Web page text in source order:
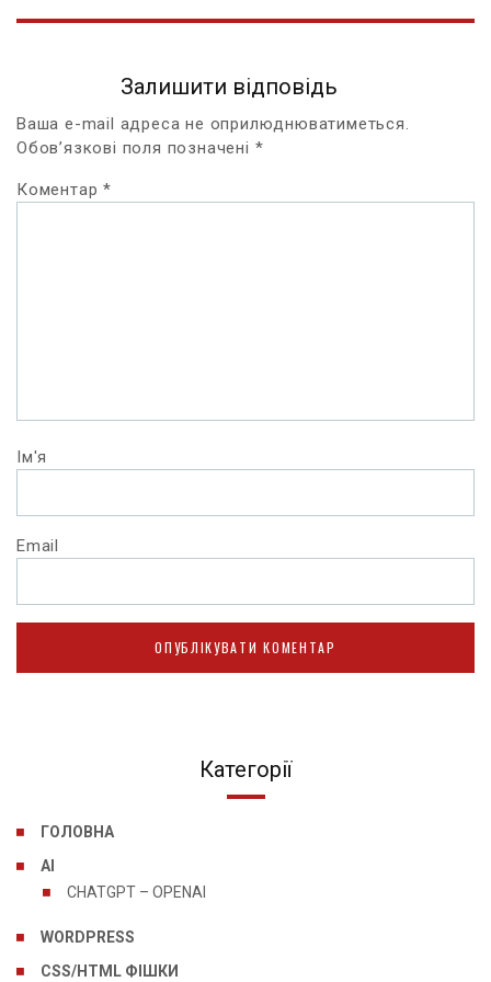
Категорії
ГОЛОВНА
AI
CHATGPT – OPENAI
WORDPRESS
CSS/HTML ФІШКИ
Залишити відповідь
Ваша e-mail адреса не оприлюднюватиметься.
Обов’язкові поля позначені *
Коментар*
Ім'я
Email